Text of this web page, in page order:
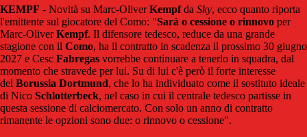
KEMPF - Novità su Marc-OliverKempfda Sky, ecco quanto riporta
l'emittente sul giocatore del Como: "Sarà o cessione o rinnovo per
Marc-OliverKempf. Il difensore tedesco, reduce da una grande
stagione con il Como, ha il contratto in scadenza il prossimo 30 giugno
2027 e Cesc Fabregas vorrebbe continuare a tenerlo in squadra, dal
momento che stravede per lui. Su di lui c'è però il forte interesse
del Borussia Dortmund, che lo ha individuato come il sostituto ideale
di Nico Schlotterbeck, nel caso in cui il centrale tedesco partisse in
questa sessione di calciomercato. Con solo un anno di contratto
rimanente le opzioni sono due: o rinnovo o cessione".